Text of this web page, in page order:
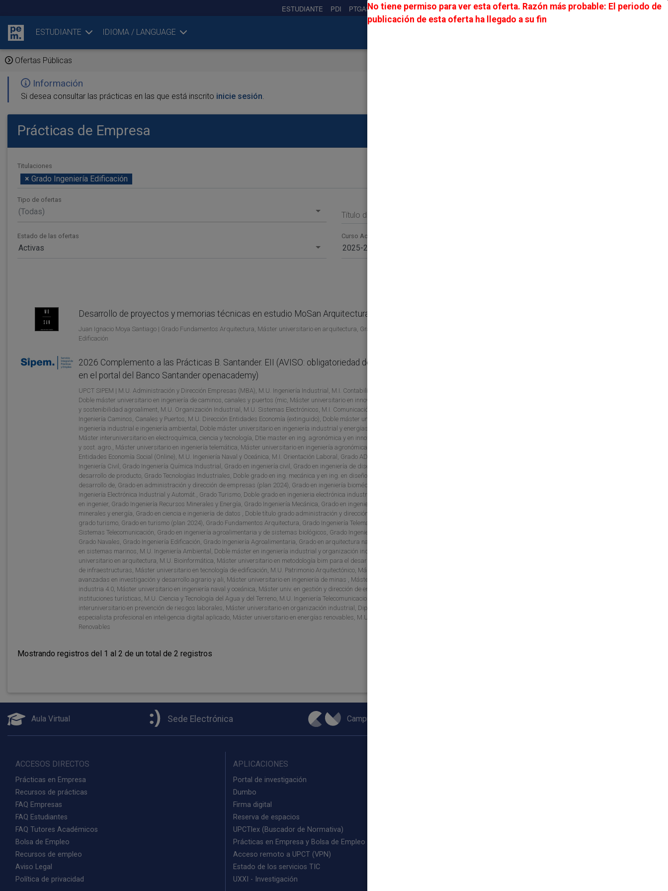
ESTUDIANTE PDI PTGAS PREUNIVERSITARIO ALUMNI UNIVERSIDAD DIGITAL ACCEDER
ESTUDIANTE IDIOMA / LANGUAGE
Ofertas Públicas
Información
Si desea consultar las prácticas en las que está inscrito inicie sesión.
Prácticas de Empresa
Titulaciones
× Grado Ingeniería Edificación
Tipo de ofertas
(Todas) Título de la Oferta
Estado de las ofertas
Activas
Curso Académico
2025-26
Desarrollo de proyectos y memorias técnicas en estudio MoSan Arquitectura
Juan Ignacio Moya Santiago | Grado Fundamentos Arquitectura, Máster universitario en arquitectura, Grado Ingeniería
Edificación
2026 Complemento a las Prácticas B. Santander. EII (AVISO: obligatoriedad de inscripción
en el portal del Banco Santander openacademy)
UPCT SIPEM | M.U. Administración y Dirección Empresas (MBA), M.U. Ingeniería Industrial, M.I. Contabilidad y Finanzas,
Doble máster universitario en ingeniería de caminos, canales y puertos (mic, Máster universitario en innovación, desarrollo
y sostenibilidad agroaliment, M.U. Organización Industrial, M.U. Sistemas Electrónicos, M.I. Comunicación Móvil, M.U.
Ingeniería Caminos, Canales y Puertos, M.U. Dirección Entidades Economía (extinguido), Doble máster universitario en
ingeniería industrial e ingeniería ambiental, Doble máster universitario en ingeniería industrial y energías renovables,
Máster interuniversitario en electroquímica, ciencia y tecnología, Dtie master en ing. agronómica y en innovación, desarrollo
y sost. agro., Máster universitario en ingeniería telemática, Máster universitario en ingeniería agronómica, M.U. Dirección
Entidades Economía Social (Online), M.U. Ingeniería Naval y Oceánica, M.I. Orientación Laboral, Grado ADE, Grado
Ingeniería Civil, Grado Ingeniería Química Industrial, Grado en ingeniería civil, Grado en ingeniería de diseño industrial y
desarrollo de producto, Grado Tecnologías Industriales, Doble grado en ing. mecánica y en ing. en diseño industrial y
desarrollo de, Grado en administración y dirección de empresas (plan 2024), Grado en ingeniería biomédica, Grado
Ingeniería Electrónica Industrial y Automát., Grado Turismo, Doble grado en ingenieria electrónica industrial y automática y
en ingenier, Grado Ingeniería Recursos Minerales y Energía, Grado Ingeniería Mecánica, Grado en ingeniería de recursos
minerales y energía, Grado en ciencia e ingeniería de datos , Doble título grado administración y dirección de empresas y
grado turismo, Grado en turismo (plan 2024), Grado Fundamentos Arquitectura, Grado Ingeniería Telemática, Grado
Sistemas Telecomunicación, Grado en ingeniería agroalimentaria y de sistemas biológicos, Grado Ingeniería Eléctrica,
Grado Navales, Grado Ingeniería Edificación, Grado Ingeniería Agroalimentaria, Grado en arquitectura naval e ingeniería
en sistemas marinos, M.U. Ingeniería Ambiental, Doble máster en ingeniería industrial y organización industrial, Máster
universitario en arquitectura, M.U. Bioinformática, Máster universitario en metodología bim para el desarrollo de proyectos
de infraestructuras, Máster universitario en tecnología de edificación, M.U. Patrimonio Arquitectónico, Máster u. en técnicas
avanzadas en investigación y desarrollo agrario y ali, Máster universitario en ingeniería de minas , Máster universitario en
industria 4.0, Máster universitario en ingeniería naval y oceánica, Máster univ. en gestión y dirección de empresas e
instituciones turísticas, M.U. Ciencia y Tecnología del Agua y del Terreno, M.U. Ingeniería Telecomunicaciones, Máster
interuniversitario en prevención de riesgos laborales, Máster universitario en organización industrial, Diploma propio de
especialista profesional en inteligencia digital aplicado, Máster universitario en energías renovables, M.U. Energías
Renovables
Mostrando registros del 1 al 2 de un total de 2 registros
No tiene permiso para ver esta oferta. Razón más probable: El periodo de
publicación de esta oferta ha llegado a su fin
Aula Virtual Sede Electrónica Campus Virtual
ACCESOS DIRECTOS
Prácticas en Empresa
Recursos de prácticas
FAQ Empresas
FAQ Estudiantes
FAQ Tutores Académicos
Bolsa de Empleo
Recursos de empleo
Aviso Legal
Política de privacidad
APLICACIONES
Portal de investigación
Dumbo
Firma digital
Reserva de espacios
UPCTlex (Buscador de Normativa)
Prácticas en Empresa y Bolsa de Empleo (PEM)
Acceso remoto a UPCT (VPN)
Estado de los servicios TIC
UXXI - Investigación